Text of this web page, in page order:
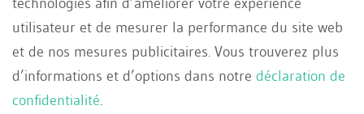
Services
utilisateur et de mesurer la performance du site web
et de nos mesures publicitaires. Vous trouverez plus
d’informations et d’options dans notre déclaration de
confidentialité.